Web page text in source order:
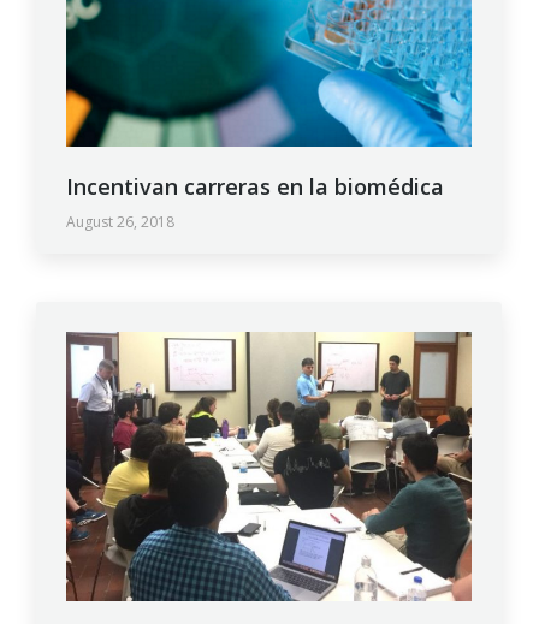
Incentivan carreras en la biomédica
August 26, 2018